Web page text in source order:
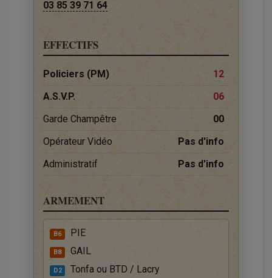
03 85 39 71 64
EFFECTIFS
Policiers (PM)
12
A.S.V.P.
06
Garde Champêtre
00
Opérateur Vidéo
Pas d'info
Administratif
Pas d'info
ARMEMENT
B6 PIE
B8 GAIL
D2 Tonfa ou BTD / Lacry